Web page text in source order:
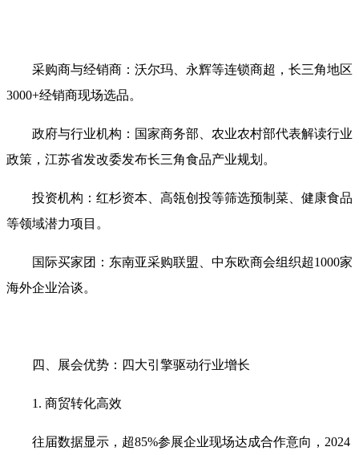
采购商与经销商‌：沃尔玛、永辉等连锁商超，长三角地区
3000+经销商现场选品‌。
政府与行业机构‌：国家商务部、农业农村部代表解读行业
政策，江苏省发改委发布长三角食品产业规划‌。
投资机构‌：红杉资本、高瓴创投等筛选预制菜、健康食品
等领域潜力项目‌。
国际买家团‌：东南亚采购联盟、中东欧商会组织超1000家
海外企业洽谈‌。
四、展会优势：四大引擎驱动行业增长‌
1. 商贸转化高效‌
往届数据显示，超85%参展企业现场达成合作意向，2024